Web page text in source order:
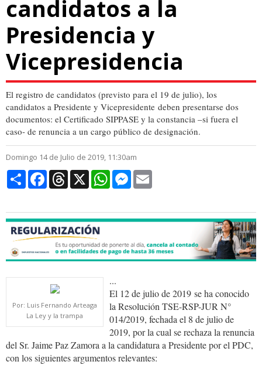
candidatos a la
Presidencia y
Vicepresidencia
El registro de candidatos (previsto para el 19 de julio), los
candidatos a Presidente y Vicepresidente deben presentarse dos
documentos: el Certificado SIPPASE y la constancia –si fuera el
caso- de renuncia a un cargo público de designación.
Domingo 14 de Julio de 2019, 11:30am
CompartirFacebookThreads
X WhatsAppMessenger
Por: Luis Fernando Arteaga
La Ley y la trampa
...
El 12 de julio de 2019 se ha conocido
la Resolución TSE-RSP-JUR N°
014/2019, fechada el 8 de julio de
2019, por la cual se rechaza la renuncia
del Sr. Jaime Paz Zamora a la candidatura a Presidente por el PDC,
con los siguientes argumentos relevantes: